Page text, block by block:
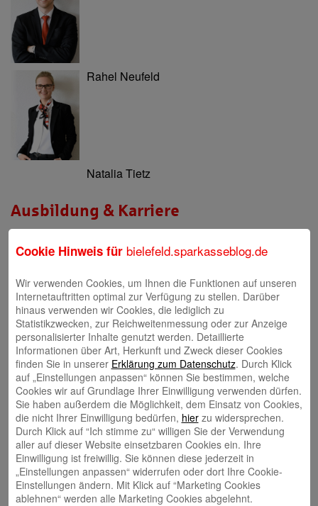
Rahel Neufeld
Natalia Tietz
Ausbildung & Karriere
Berufsorientierung & Praktikum
Filialen
Filialen und Geldautomaten
Internet-Filiale und Online-Banking
Video-Beratung in der Internet-Filiale
Gründerberatung
GründerCenter
Immobilien
ImmobilienCenter
Cookie Hinweis für bielefeld.sparkasseblog.de
Wir verwenden Cookies, um Ihnen die Funktionen auf unseren
Internetauftritten optimal zur Verfügung zu stellen. Darüber
hinaus verwenden wir Cookies, die lediglich zu
Statistikzwecken, zur Reichweitenmessung oder zur Anzeige
personalisierter Inhalte genutzt werden. Detaillierte
Informationen über Art, Herkunft und Zweck dieser Cookies
finden Sie in unserer Erklärung zum Datenschutz. Durch Klick
auf „Einstellungen anpassen“ können Sie bestimmen, welche
Cookies wir auf Grundlage Ihrer Einwilligung verwenden dürfen.
Sie haben außerdem die Möglichkeit, dem Einsatz von Cookies,
die nicht Ihrer Einwilligung bedürfen, hierzu widersprechen.
Durch Klick auf “Ich stimme zu“ willigen Sie der Verwendung
aller auf dieser Website einsetzbaren Cookies ein. Ihre
Einwilligung ist freiwillig. Sie können diese jederzeit in
„Einstellungen anpassen“ widerrufen oder dort Ihre Cookie-
Einstellungen ändern. Mit Klick auf “Marketing Cookies
ablehnen“ werden alle Marketing Cookies abgelehnt.